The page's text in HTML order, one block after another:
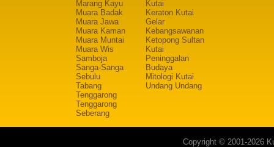
Marang Kayu
Muara Badak
Muara Jawa
Muara Kaman
Muara Muntai
Muara Wis
Samboja
Sanga-Sanga
Sebulu
Tabang
Tenggarong
Tenggarong
Seberang
Kutai
Keraton Kutai
Gelar
Kebangsawanan
Ketopong Sultan
Kutai
Peninggalan
Budaya
Mitologi Kutai
Undang Undang
Copyright © 2001-2026